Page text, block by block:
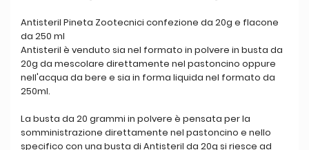
Antisteril Pineta Zootecnici confezione da 20g e flacone
da 250 ml
Antisteril è venduto sia nel formato in polvere in busta da
20g da mescolare direttamente nel pastoncino oppure
nell'acqua da bere e sia in forma liquida nel formato da
250ml.
La busta da 20 grammi in polvere è pensata per la
somministrazione direttamente nel pastoncino e nello
specifico con una busta di Antisteril da 20g si riesce ad